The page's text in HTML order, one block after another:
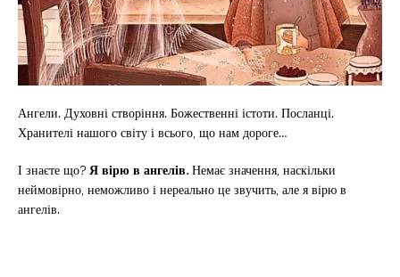
Ангели. Духовні створіння. Божественні істоти. Посланці.
Хранителі нашого світу і всього, що нам дороге…
І знаєте що?Я вірю в ангелів.Немає значення, наскільки
неймовірно, неможливо і нереально це звучить, але я вірю в
ангелів.